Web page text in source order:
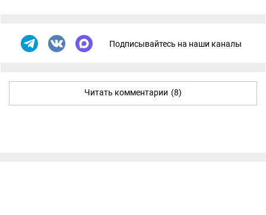
Подписывайтесь на наши каналы
Читать комментарии (8)